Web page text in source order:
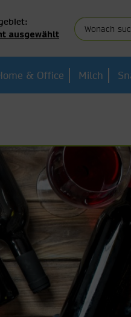
ausgewählt
& Office Milch